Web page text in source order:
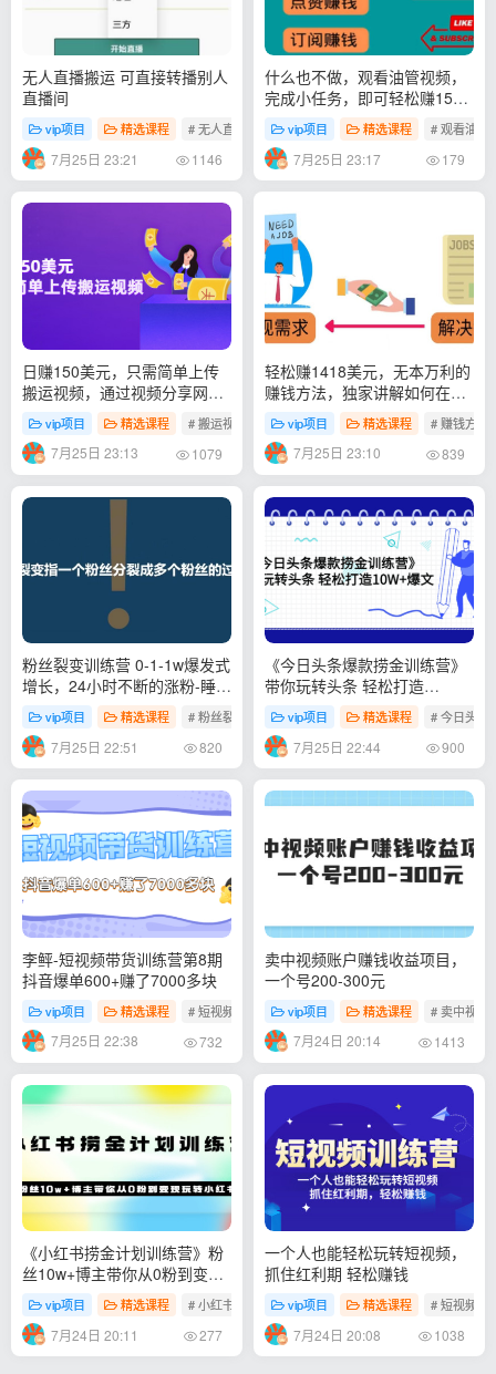
无人直播搬运 可直接转播别人
直播间
vip项目 精选课程 # 无人直播搬运
7月25日 23:21 1146
什么也不做，观看油管视频，
完成小任务，即可轻松赚150
美元vip项目 精选课程 # 观看油管
7月25日 23:17 179
日赚150美元，只需简单上传
搬运视频，通过视频分享网站
rumble赚钱的2种方法
vip项目 精选课程 # 搬运视频
7月25日 23:13 1079
轻松赚1418美元，无本万利的
赚钱方法，独家讲解如何在
ETSY销售电子书赚钱
vip项目 精选课程 # 赚钱方法
7月25日 23:10 839
粉丝裂变训练营 0-1-1w爆发式
增长，24小时不断的涨粉-睡觉
也在涨-16节课
vip项目 精选课程 # 粉丝裂变训练营
7月25日 22:51 820
《今日头条爆款捞金训练营》
带你玩转头条 轻松打造
10W+爆文（44节课）
vip项目 精选课程 # 今日头条
7月25日 22:44 900
李鲆-短视频带货训练营第8期
抖音爆单600+赚了7000多块
vip项目 精选课程 # 短视频带货训练营
7月25日 22:38 732
卖中视频账户赚钱收益项目，
一个号200-300元
vip项目 精选课程 # 卖中视频
7月24日 20:14 1413
《小红书捞金计划训练营》粉
丝10w+博主带你从0粉到变现
玩转小红书
vip项目 精选课程 # 小红书捞金计划训练营
7月24日 20:11 277
一个人也能轻松玩转短视频，
抓住红利期 轻松赚钱
vip项目 精选课程 # 短视频赚
7月24日 20:08 1038